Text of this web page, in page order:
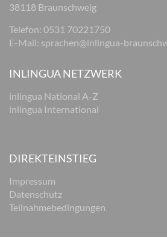
38118 Braunschweig
Telefon: 0531 70221750
E-Mail: sprachen@inlingua-
INLINGUA NETZWERK
inlingua National A-Z
inlingua International
DIREKTEINSTIEG
Impressum
Datenschutz
Teilnahmebedingungen